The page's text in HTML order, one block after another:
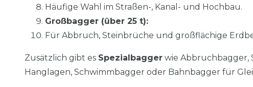
Häufige Wahl im Straßen-, Kanal- und Hochbau.
Großbagger (über 25 t):
Für Abbruch, Steinbrüche und großflächige
Zusätzlich gibt es Spezialbagger wie Abbruchbagger,
Hanglagen, Schwimmbagger oder Bahnbagger für